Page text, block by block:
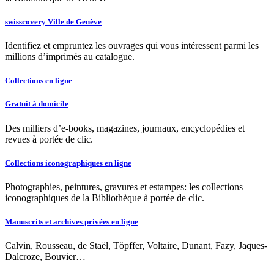
swisscovery Ville de Genève
Identifiez et empruntez les ouvrages qui vous intéressent parmi les
millions d’imprimés au catalogue.
Collections en ligne
Gratuit à domicile
Des milliers d’e-books, magazines, journaux, encyclopédies et
revues à portée de clic.
Collections iconographiques en ligne
Photographies, peintures, gravures et estampes: les collections
iconographiques de la Bibliothèque à portée de clic.
Manuscrits et archives privées en ligne
Calvin, Rousseau, de Staël, Töpffer, Voltaire, Dunant, Fazy, Jaques-
Dalcroze, Bouvier…